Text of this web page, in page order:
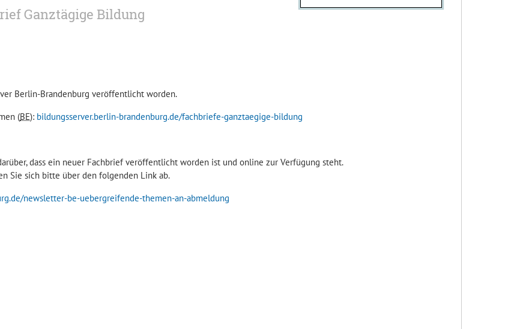
Ganztägige Bildung
Berlin-Brandenburg veröffentlicht worden.
(BE): bildungsserver.berlin-brandenburg.de/fachbriefe-ganztaegige-bildung
dass ein neuer Fachbrief veröffentlicht worden ist und online zur Verfügung steht.
Sie sich bitte über den folgenden Link ab.
newsletter-be-uebergreifende-themen-an-abmeldung